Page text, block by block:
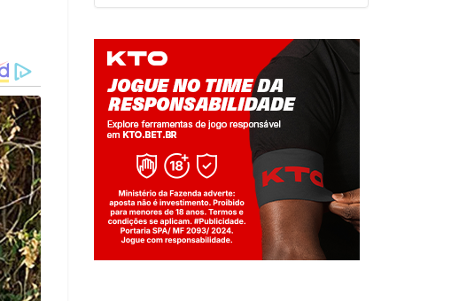
Jogue com responsabilidade. 18+